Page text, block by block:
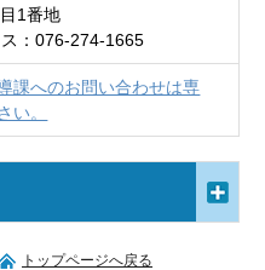
1番地
：076-274-1665
課へのお問い合わせは専
い。
トップページへ戻る